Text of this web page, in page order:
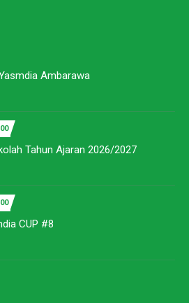
Ambarawa
Tahun Ajaran 2026/2027
CUP #8